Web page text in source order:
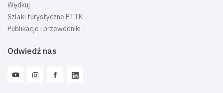
Wędkuj
Szlaki turystyczne PTTK
Publikacje i przewodniki
Odwiedź nas